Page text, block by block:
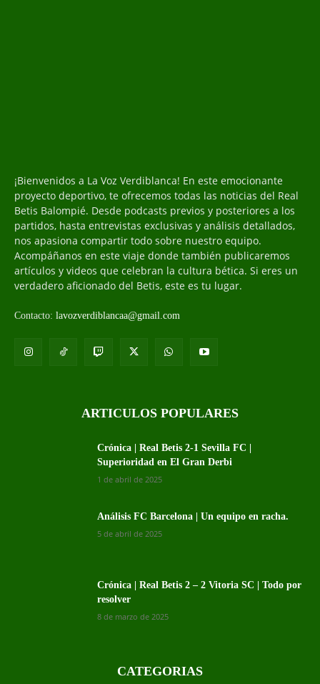
¡Bienvenidos a La Voz Verdiblanca! En este emocionante
proyecto deportivo, te ofrecemos todas las noticias del Real
Betis Balompié. Desde podcasts previos y posteriores a los
partidos, hasta entrevistas exclusivas y análisis detallados,
nos apasiona compartir todo sobre nuestro equipo.
Acompáñanos en este viaje donde también publicaremos
artículos y videos que celebran la cultura bética. Si eres un
verdadero aficionado del Betis, este es tu lugar.
Contacto: lavozverdiblancaa@gmail.com
ARTICULOS POPULARES
Crónica | Real Betis 2-1 Sevilla FC |
Superioridad en El Gran Derbi
1 de abril de 2025
Análisis FC Barcelona | Un equipo en racha.
5 de abril de 2025
Crónica | Real Betis 2 – 2 Vitoria SC | Todo por
resolver
8 de marzo de 2025
CATEGORIAS